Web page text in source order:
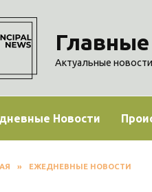
Актуальные
Новости
» ЕЖЕДНЕВНЫЕ НОВОСТИ